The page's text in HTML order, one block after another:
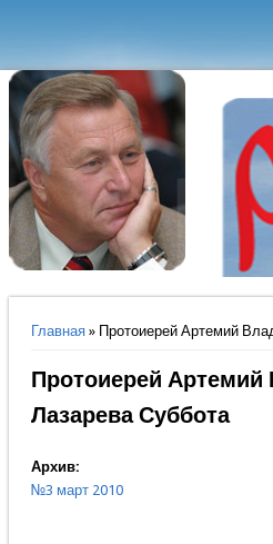
Вы здесь
Главная» Протоиерей Артемий
Протоиерей
Лазарева Суббота
Архив:
№3 март 2010